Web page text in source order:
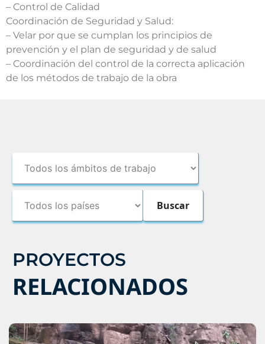
– Control de Calidad
Coordinación de Seguridad y Salud:
– Velar por que se cumplan los principios de
prevención y el plan de seguridad y de salud
– Coordinación del control de la correcta aplicación
de los métodos de trabajo de la obra
PROYECTOS
RELACIONADOS